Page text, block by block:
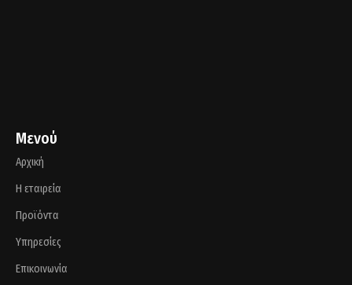
Μενού
Αρχική
Η εταιρεία
Προϊόντα
Υπηρεσίες
Επικοινωνία